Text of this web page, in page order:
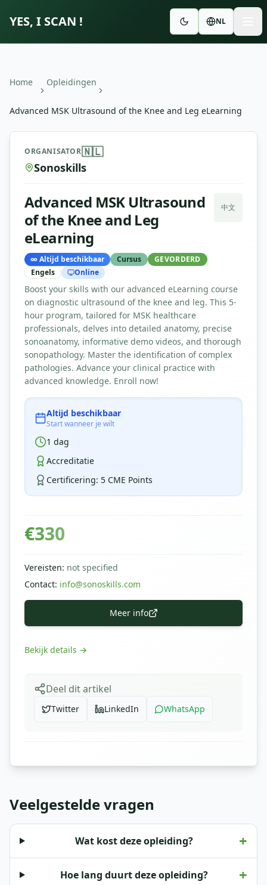
YES, I SCAN ! NL
Home Opleidingen
Advanced MSK Ultrasound of the Knee and Leg eLearning
Advanced MSK Ultrasound of the Knee and Leg
ORGANISATOR🇳🇱
Sonoskills
Advanced MSK Ultrasound
of the Knee and Leg
eLearning
中文
∞Altijd beschikbaar Cursus
GEVORDERD
Engels
Online
Boost your skills with our advanced eLearning course
on diagnostic ultrasound of the knee and leg. This 5-
hour program, tailored for MSK healthcare
professionals, delves into detailed anatomy, precise
sonoanatomy, informative demo videos, and thorough
sonopathology. Master the identification of complex
pathologies. Advance your clinical practice with
advanced knowledge. Enroll now!
Altijd beschikbaar
Start wanneer je wilt
1 dag
Accreditatie
Certificering: 5 CME Points
€330
Vereisten: not specified
Contact: info@sonoskills.com
Meer info
Bekijk details →
Deel dit artikel
Twitter LinkedIn WhatsApp
Veelgestelde vragen
Wat kost deze opleiding? +
Hoe lang duurt deze opleiding? +